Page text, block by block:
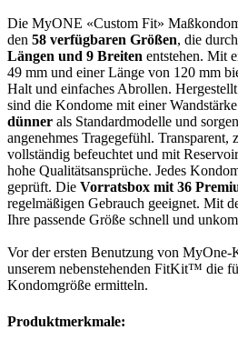
Die MyONE «Custom Fit»
den 58 verfügbaren Größen, die
Längen und 9 Breiten entstehen. Mit
49 mm und einer Länge von 120 mm
Halt und einfaches Abrollen.
sind die Kondome mit einer
dünner als Standardmodelle und
angenehmes Tragegefühl. Transparent,
vollständig befeuchtet und mit
hohe Qualitätsansprüche. Jedes
geprüft. Die Vorratsbox mit 36
regelmäßigen Gebrauch geeignet. Mit
Ihre passende Größe schnell und
Vor der ersten Benutzung von MyOne-
unserem nebenstehenden FitKit™ die
Kondomgröße ermitteln.
Produktmerkmale: